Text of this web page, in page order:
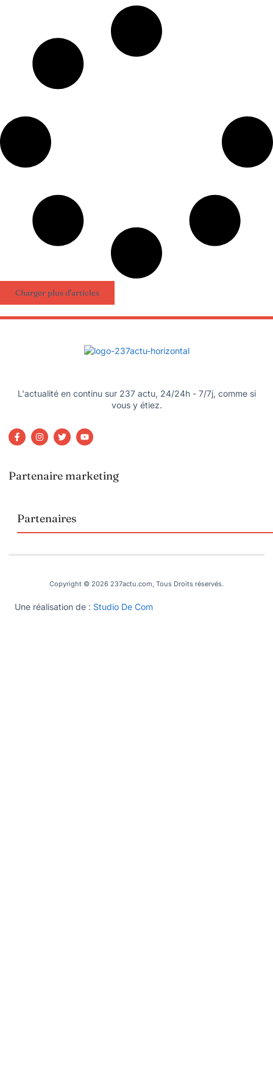
Charger plus d'articles
L'actualité en continu sur 237 actu, 24/24h - 7/7j, comme si
vous y étiez.
Partenaire marketing
Partenaires
Copyright © 2026 237actu.com, Tous Droits réservés.
Une réalisation de : Studio De Com